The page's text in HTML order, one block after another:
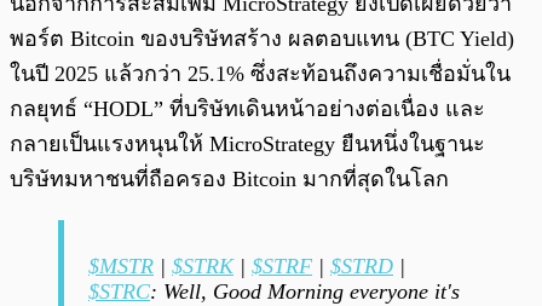
พอร์ต Bitcoin ของบริษัทสร้าง ผลตอบแทน (BTC Yield)
ในปี 2025 แล้วกว่า 25.1% ซึ่งสะท้อนถึงความเชื่อมั่นใน
กลยุทธ์ “HODL” ที่บริษัทเดินหน้าอย่างต่อเนื่อง และ
กลายเป็นแรงหนุนให้ MicroStrategy ยืนหนึ่งในฐานะ
บริษัทมหาชนที่ถือครอง Bitcoin มากที่สุดในโลก
$MSTR | $STRK| $STRF | $STRD |
$STRC: Well, Good Morning everyone it's